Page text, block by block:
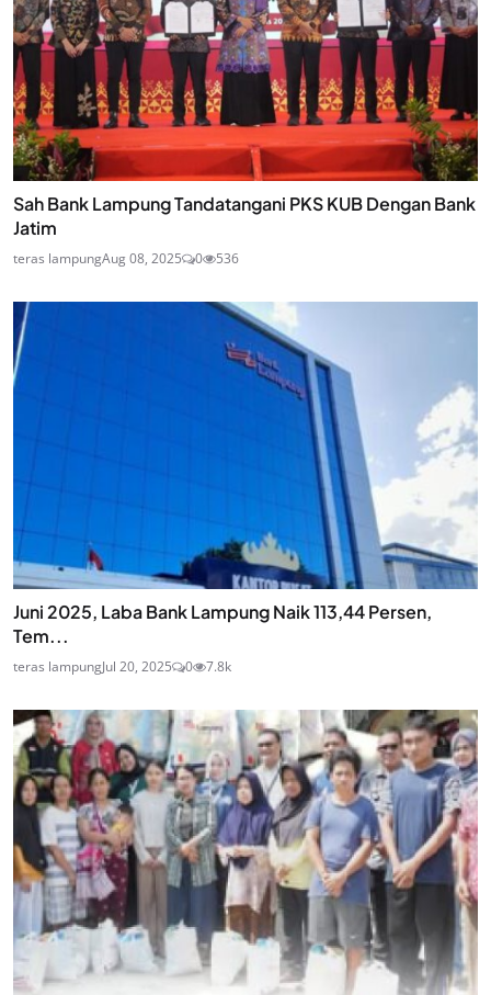
Sah Bank Lampung Tandatangani PKS KUB Dengan Bank
Jatim
teras lampungAug 08, 2025 0 536
Juni 2025, Laba Bank Lampung Naik 113,44 Persen,
Tem...
teras lampungJul 20, 2025 0 7.8k